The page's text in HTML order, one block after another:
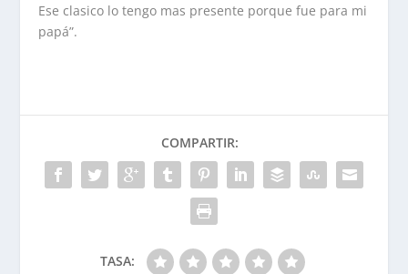
Ese clasico lo tengo mas presente porque fue para mi
papá”.
COMPARTIR:
TASA: